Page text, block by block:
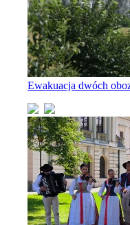
Ewakuacja dwóch